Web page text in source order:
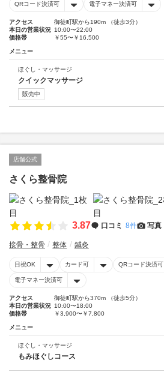
QRコード決済可 電子マネー決済可
アクセス
御徒町駅から190m （徒歩3分）
本日の営業状況 10:00〜22:00
価格帯
￥55〜￥16,500
メニュー
ほぐし・マッサージ
クイックマッサージ
販売中
店舗公式
さくら整骨院
3.87 口コミ 8件 写真
接骨・整骨 整体 鍼灸
日祝OK カード可 QRコード決済可
電子マネー決済可
アクセス
御徒町駅から370m （徒歩5分）
本日の営業状況 10:00〜18:00
価格帯
￥3,900〜￥7,800
メニュー
ほぐし・マッサージ
もみほぐしコース